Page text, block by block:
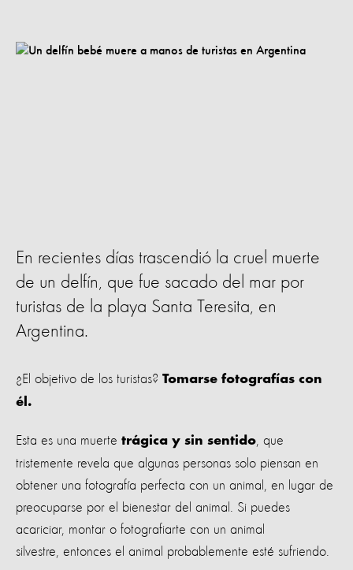
En recientes días trascendió la cruel muerte
de un delfín, que fue sacado del mar por
turistas de la playa Santa Teresita, en
Argentina.
¿El objetivo de los turistas? Tomarse fotografías con
él.
Esta es una muerte trágica y sin sentido , que
tristemente revela que algunas personas solo piensan en
obtener una fotografía perfecta con un animal, en lugar de
preocuparse por el bienestar del animal. Si puedes
acariciar, montar o fotografiarte con un animal
silvestre, entonces el animal probablemente esté sufriendo.